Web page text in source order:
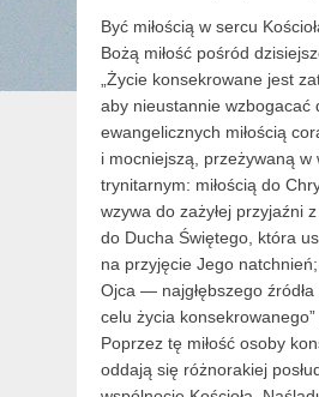
Być miłością w sercu
Bożą miłość pośród
„Życie konsekrowane jest
aby nieustannie wzbogacać
ewangelicznych miłością
i mocniejszą, przeżywaną w
trynitarnym: miłością do
wzywa do zażyłej przyjaźni
do Ducha Świętego, która
na przyjęcie Jego natchnień;
Ojca — najgłębszego
celu życia konsekrowanego”
Poprzez tę miłość osoby
oddają się różnorakiej